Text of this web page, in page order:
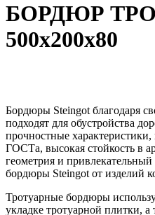
БОРДЮР
500х200х80
Бордюры Steingot благодаря
подходят для обустройства
прочностные
ГОСТа, высокая стойкость в
геометрия и
бордюры Steingot от изделий
Тротуарные бордюры
укладке тротуарной плитки, а